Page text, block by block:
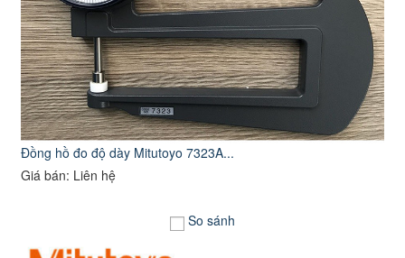
Đồng hồ đo độ dày Mitutoyo 7323A...
Giá bán: Liên hệ
So sánh